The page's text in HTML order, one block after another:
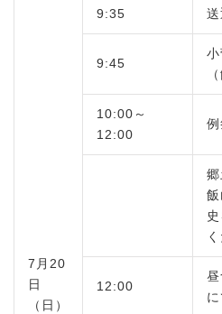
7月20
日
（日）
9:35
9:45
10:00～
12:00
12:00
に